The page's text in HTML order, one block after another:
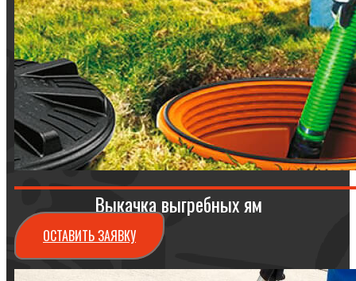
Выкачка выгребных ям
ОСТАВИТЬ ЗАЯВКУ